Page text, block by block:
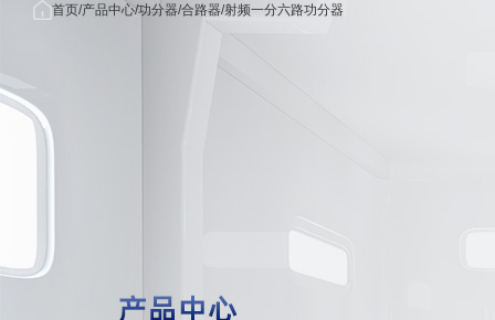
OEM/ODM
联系我们
首页/产品中心/功分器/合路器/射频一分六路功分器